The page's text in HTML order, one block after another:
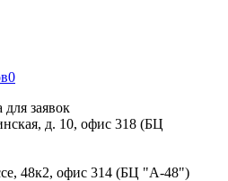
0
для заявок
д. 10, офис 318 (БЦ
48к2, офис 314 (БЦ "А-48")